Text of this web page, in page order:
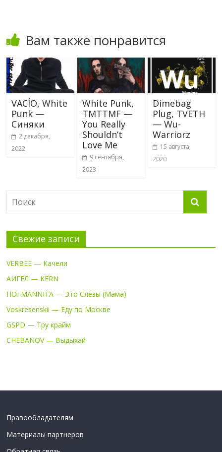
Вам также понравится
VACÍO, White
Punk —
Синяки
2 декабря,
2022
White Punk,
TMTTMF —
You Really
Shouldn’t
Love Me
9 сентября,
2023
Dimebag
Plug, TVETH
— Wu-
Warriorz
15 августа,
2020
Свежие записи
VERBEE — Качели
АИГЕЛ — KERN
HOFMANNITA — Это Слёзы (Мама)
Voskresenskii — Еду по Москве
GSPD — Тру крайм
CHEBANOV — Выдыхай
Правообладателям
Материалы партнеров